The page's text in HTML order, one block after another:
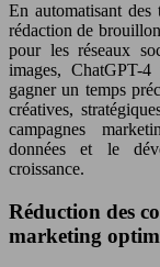
En automatisant des
rédaction de
pour les réseaux
images, ChatGPT-
gagner un temps
créatives,
campagnes
données et le
croissance.
Réduction des
marketing